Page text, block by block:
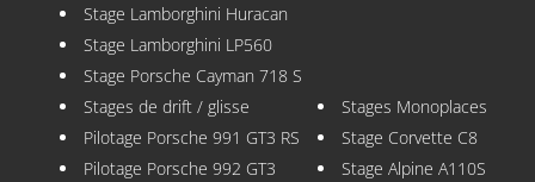
Stage Lamborghini Huracan
Stage Lamborghini LP560
Stage Porsche Cayman 718 S
Stages de drift / glisse
Pilotage Porsche 991 GT3 RS
Pilotage Porsche 992 GT3
Stages Monoplaces
Stage Corvette C8
Stage Alpine A110S